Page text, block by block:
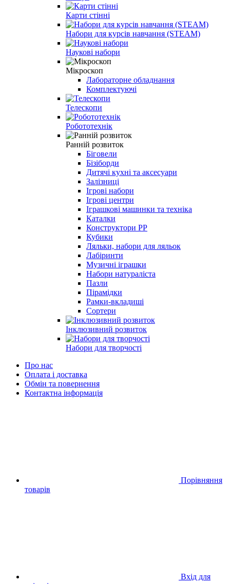
Карти стінні
Набори для курсів навчання (STEAM)
Наукові набори
Мікроскоп
Лабораторне обладнання
Комплектуючі
Телескопи
Робототехнік
Ранній розвиток
Біговели
Бізіборди
Дитячі кухні та аксесуари
Залізниці
Ігрові набори
Ігрові центри
Іграшкові машинки та техніка
Каталки
Конструктори РР
Кубики
Ляльки, набори для ляльок
Лабіринти
Музичні іграшки
Набори натураліста
Пазли
Пірамідки
Рамки-вкладиші
Сортери
Інклюзивний розвиток
Набори для творчості
Про нас
Оплата і доставка
Обмін та повернення
Контактна інформація
Порівняння
товарів
Вхід для